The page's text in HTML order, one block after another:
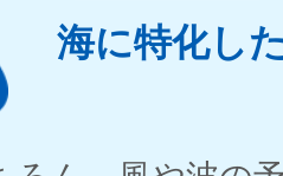
海に特化し